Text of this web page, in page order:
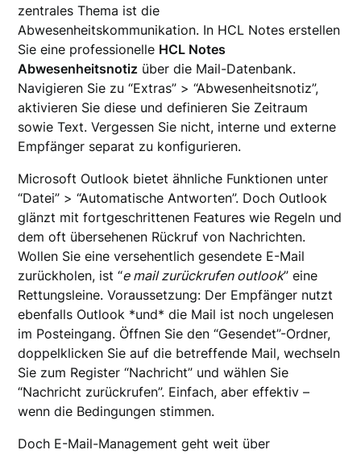
zentrales Thema ist die
Abwesenheitskommunikation. In HCL Notes erstellen
Sie eine professionelle HCL Notes
Abwesenheitsnotiz über die Mail-Datenbank.
Navigieren Sie zu “Extras” > “Abwesenheitsnotiz”,
aktivieren Sie diese und definieren Sie Zeitraum
sowie Text. Vergessen Sie nicht, interne und externe
Empfänger separat zu konfigurieren.
Microsoft Outlook bietet ähnliche Funktionen unter
“Datei” > “Automatische Antworten”. Doch Outlook
glänzt mit fortgeschrittenen Features wie Regeln und
dem oft übersehenen Rückruf von Nachrichten.
Wollen Sie eine versehentlich gesendete E-Mail
zurückholen, ist “e mail zurückrufen outlook” eine
Rettungsleine. Voraussetzung: Der Empfänger nutzt
ebenfalls Outlook *und* die Mail ist noch ungelesen
im Posteingang. Öffnen Sie den “Gesendet”-Ordner,
doppelklicken Sie auf die betreffende Mail, wechseln
Sie zum Register “Nachricht” und wählen Sie
“Nachricht zurückrufen”. Einfach, aber effektiv –
wenn die Bedingungen stimmen.
Doch E-Mail-Management geht weit über